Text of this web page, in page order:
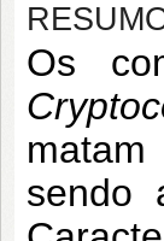
Os
sendo